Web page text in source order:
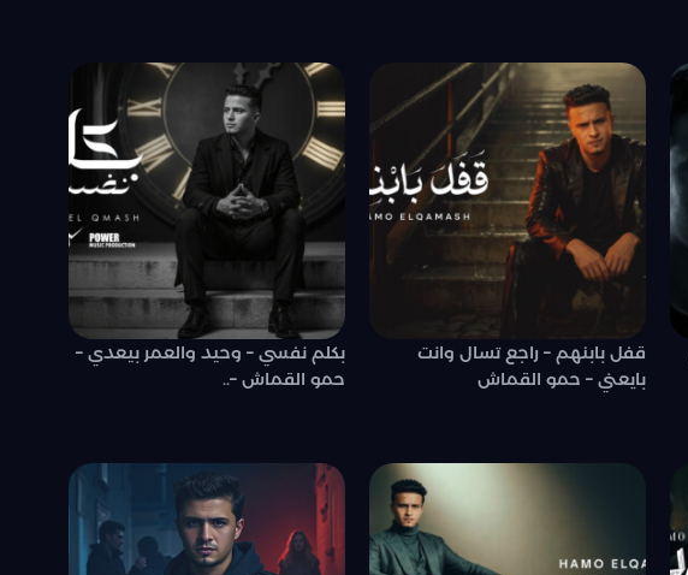
قفل بابنهم – راجع تسال وانت
بايعني – حمو القماش
بكلم نفسي – وحيد والعمر بيعدي –
حمو القماش –..